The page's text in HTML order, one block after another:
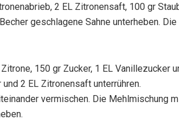
2 EL Zitronensaft, 100 gr
geschlagene Sahne unterheben.
150 gr Zucker, 1 EL Vanillezucker
2 EL Zitronensaft unterrühren.
vermischen. Die Mehlmischung